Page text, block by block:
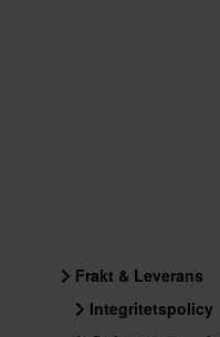
Frakt & Leverans
Integritetspolicy